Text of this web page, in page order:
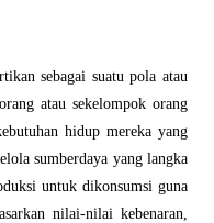
sebagai suatu pola atau
atau sekelompok orang
hidup mereka yang
sumberdaya yang langka
untuk dikonsumsi guna
nilai-nilai kebenaran,